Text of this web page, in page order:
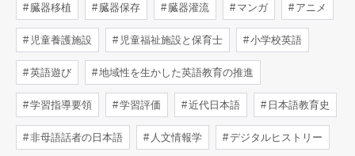
臓器移植 臓器保存 臓器灌流 マンガ アニメ
児童養護施設 児童福祉施設と保育士 小学校英語
英語遊び 地域性を生かした英語教育の推進
学習指導要領 学習評価 近代日本語 日本語教育史
非母語話者の日本語 人文情報学 デジタルヒストリー